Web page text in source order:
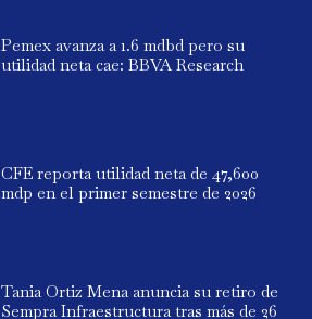
Pemex avanza a 1.6 mdbd pero su
utilidad neta cae: BBVA Research
CFE reporta utilidad neta de 47,600
mdp en el primer semestre de 2026
Tania Ortiz Mena anuncia su retiro de
Sempra Infraestructura tras más de 26